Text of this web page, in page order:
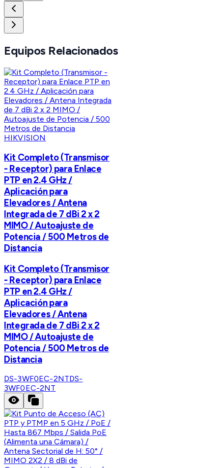
Equipos Relacionados
HIKVISION
Kit Completo (Transmisor
- Receptor) para Enlace
PTP en 2.4 GHz /
Aplicación para
Elevadores / Antena
Integrada de 7 dBi 2 x 2
MIMO / Autoajuste de
Potencia / 500 Metros de
Distancia
Kit Completo (Transmisor
- Receptor) para Enlace
PTP en 2.4 GHz /
Aplicación para
Elevadores / Antena
Integrada de 7 dBi 2 x 2
MIMO / Autoajuste de
Potencia / 500 Metros de
Distancia
DS-3WF0EC-2NTDS-
3WF0EC-2NT